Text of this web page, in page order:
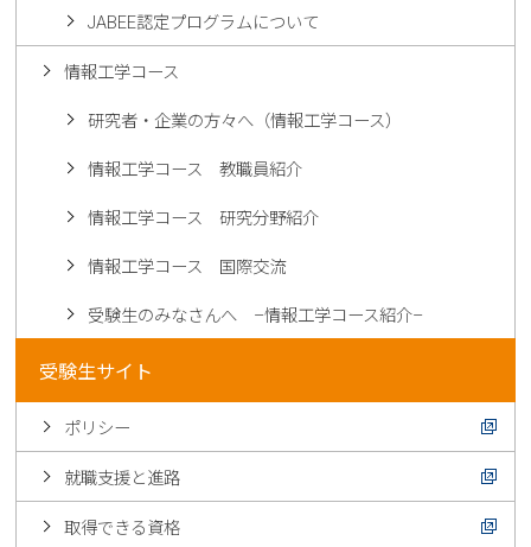
JABEE認定プログラムについて
情報工学コース
研究者・企業の方々へ（情報工学コース）
情報工学コース 教職員紹介
情報工学コース 研究分野紹介
情報工学コース 国際交流
受験生のみなさんへ –情報工学コース紹介–
受験生サイト
ポリシー
就職支援と進路
取得できる資格